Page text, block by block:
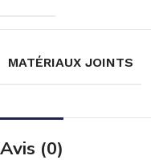
MATÉRIAUX JOINTS
Avis (0)